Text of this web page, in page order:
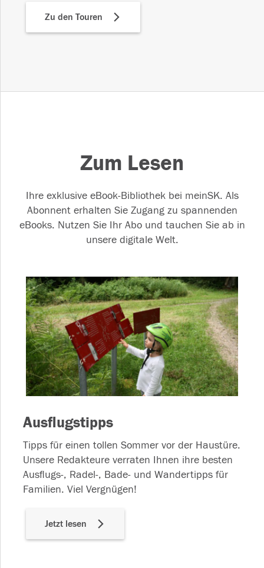
Zu den Touren
Zum Lesen
Ihre exklusive eBook-Bibliothek bei meinSK. Als
Abonnent erhalten Sie Zugang zu spannenden
eBooks. Nutzen Sie Ihr Abo und tauchen Sie ab in
unsere digitale Welt.
Ausflugstipps
Tipps für einen tollen Sommer vor der Haustüre.
Unsere Redakteure verraten Ihnen ihre besten
Ausflugs-, Radel-, Bade- und Wandertipps für
Familien. Viel Vergnügen!
Jetzt lesen